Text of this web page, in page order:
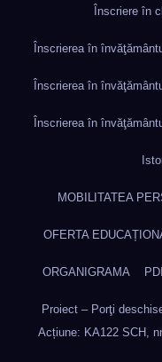
Înscriere în
Înscrierea în
Înscrierea în
Înscrierea în
MOBILITATEA
OFERTA
ORGANIGRAMA
Proiect – Porţi
Acțiune: KA122 SCH,